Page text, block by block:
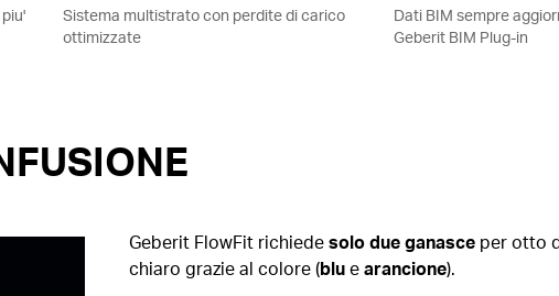
Sistema multistrato con perdite di carico
ottimizzate
Dati BIM sempre
Geberit BIM Plug-in
Geberit FlowFit richiedesolo due ganasce per otto
chiaro grazie al colore (bluearancione).